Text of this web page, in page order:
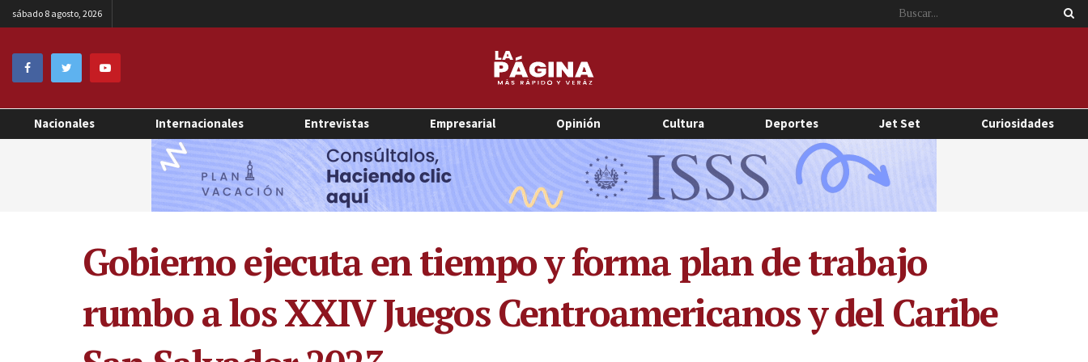
sábado 8 agosto, 2026
Nacionales Internacionales Entrevistas Empresarial Opinión Cultura Deportes Jet Set Curiosidades
Gobierno ejecuta en tiempo y forma plan de trabajo
rumbo a los XXIV Juegos Centroamericanos y del Caribe